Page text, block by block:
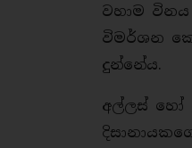
වහාම
විමර්ශන
දුන්නේය.
අල්ලස් හෝ